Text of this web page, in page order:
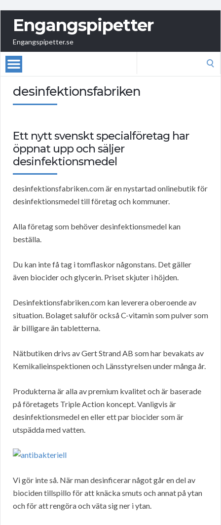
Engangspipetter
Engangspipetter.se
desinfektionsfabriken
Ett nytt svenskt specialföretag har
öppnat upp och säljer
desinfektionsmedel
desinfektionsfabriken.com är en nystartad onlinebutik för
desinfektionsmedel till företag och kommuner.
Alla företag som behöver desinfektionsmedel kan
beställa.
Du kan inte få tag i tomflaskor någonstans. Det gäller
även biocider och glycerin. Priset skjuter i höjden.
Desinfektionsfabriken.com kan leverera oberoende av
situation. Bolaget saluför också C-vitamin som pulver som
är billigare än tabletterna.
Nätbutiken drivs av Gert Strand AB som har bevakats av
Kemikalieinspektionen och Länsstyrelsen under många år.
Produkterna är alla av premium kvalitet och är baserade
på företagets Triple Action koncept. Vanligvis är
desinfektionsmedel en eller ett par biocider som är
utspädda med vatten.
Vi gör inte så. När man desinficerar något går en del av
biociden tillspillo för att knäcka smuts och annat på ytan
och för att rengöra och väta sig ner i ytan.